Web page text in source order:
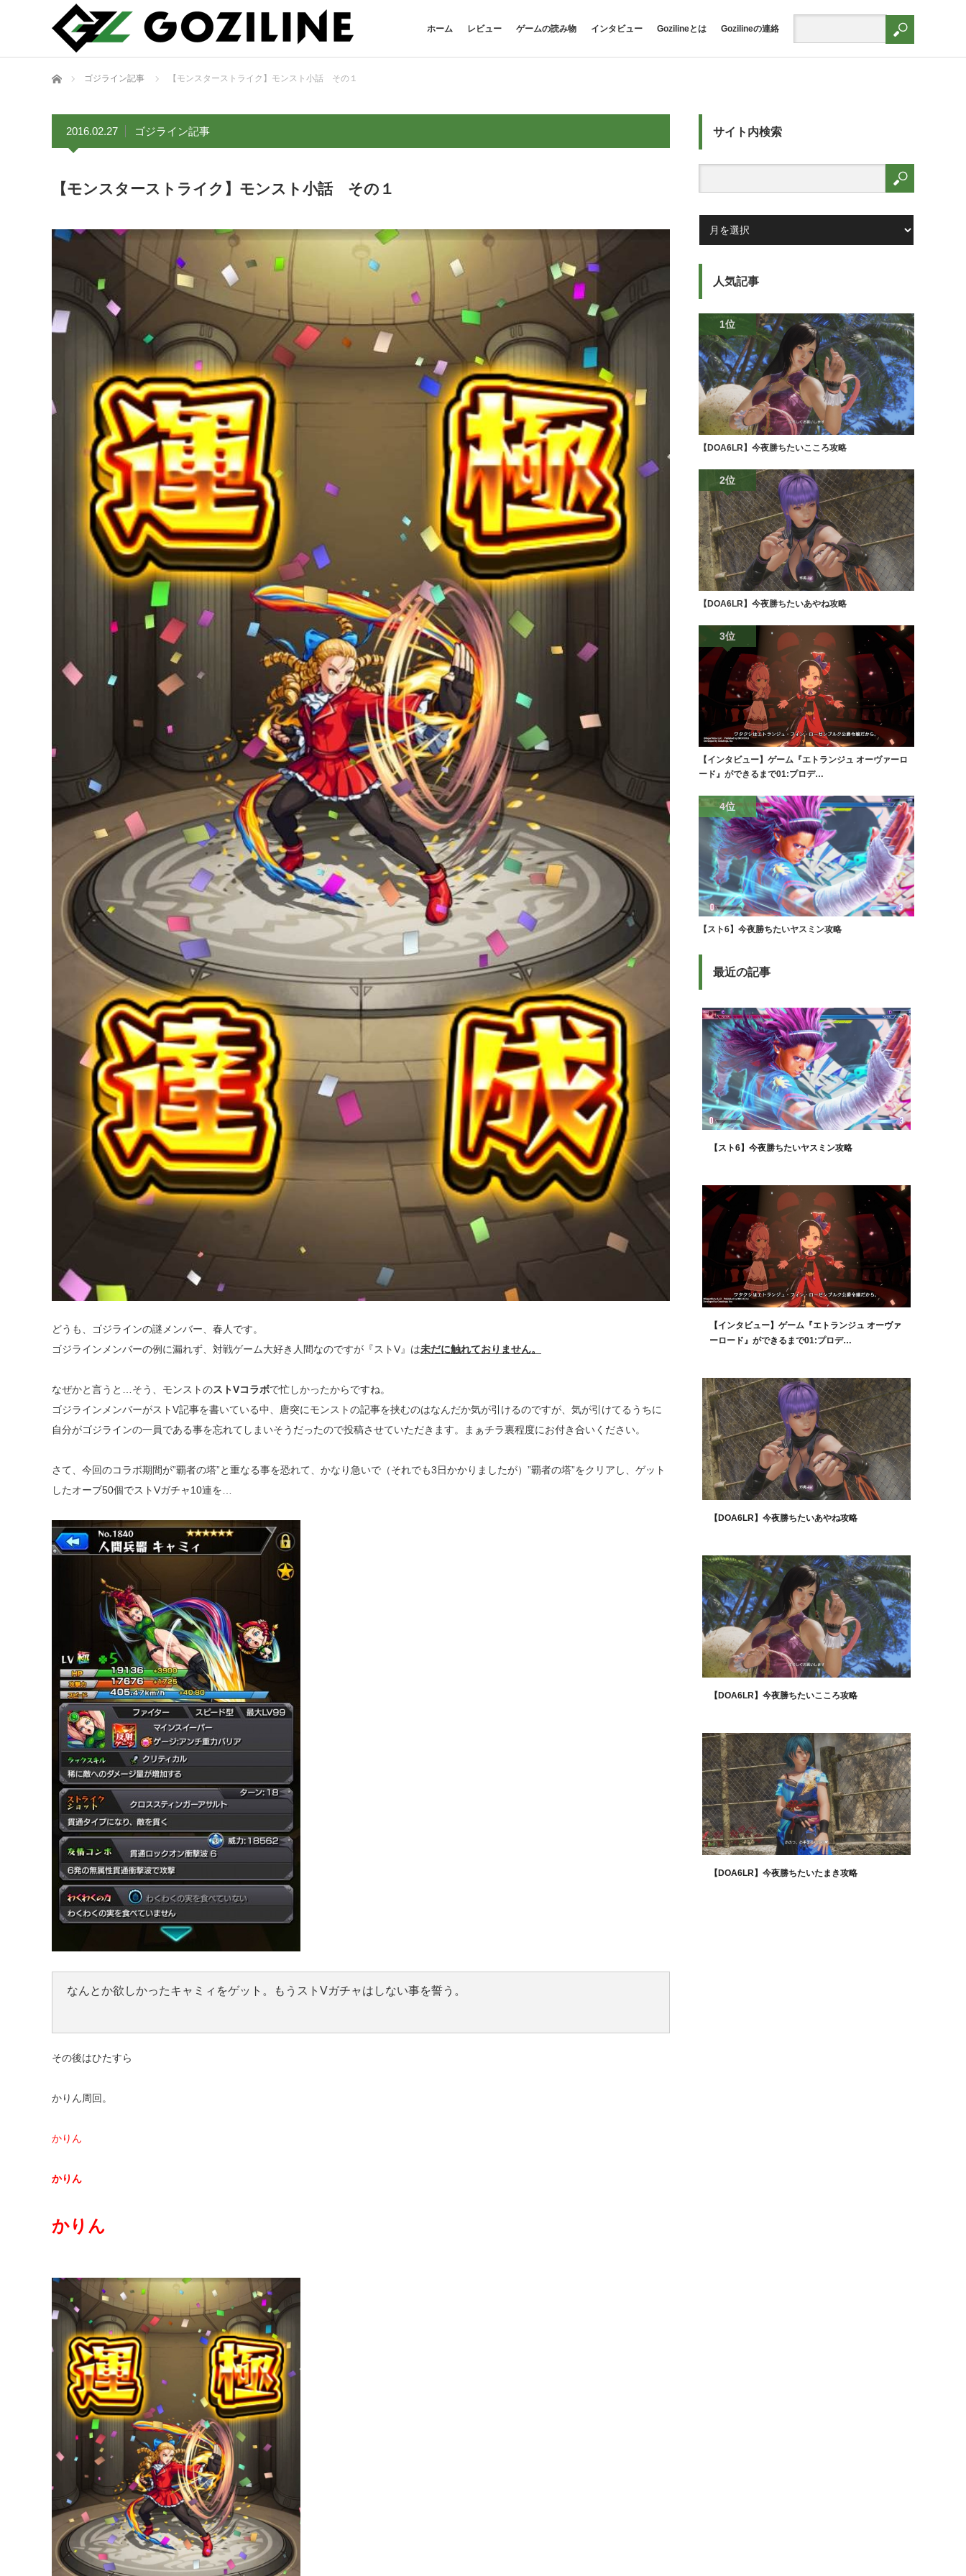
ホーム レビュー ゲームの読み物 インタビュー Gozilineとは Gozilineの連絡
ホーム ゴジライン記事 【モンスターストライク】モンスト小話 その１
2016.02.27 ゴジライン記事
【モンスターストライク】モンスト小話 その１
どうも、ゴジラインの謎メンバー、春人です。
ゴジラインメンバーの例に漏れず、対戦ゲーム大好き人間なのですが『ストV』は未だに触れておりません。
なぜかと言うと…そう、モンストのストVコラボで忙しかったからですね。
ゴジラインメンバーがストV記事を書いている中、唐突にモンストの記事を挟むのはなんだか気が引けるのですが、気が引けてるうちに
自分がゴジラインの一員である事を忘れてしまいそうだったので投稿させていただきます。まぁチラ裏程度にお付き合いください。
さて、今回のコラボ期間が”覇者の塔”と重なる事を恐れて、かなり急いで（それでも3日かかりましたが）”覇者の塔”をクリアし、ゲット
したオーブ50個でストVガチャ10連を…
なんとか欲しかったキャミィをゲット。もうストVガチャはしない事を誓う。
その後はひたすら
かりん周回。
かりん
かりん
かりん
サイト内検索
人気記事
1位
【DOA6LR】今夜勝ちたいこころ攻略
2位
【DOA6LR】今夜勝ちたいあやね攻略
3位
【インタビュー】ゲーム『エトランジュ オーヴァーロ
ード』ができるまで01:プロデ…
4位
【スト6】今夜勝ちたいヤスミン攻略
最近の記事
【スト6】今夜勝ちたいヤスミン攻略
【インタビュー】ゲーム『エトランジュ オーヴァ
ーロード』ができるまで01:プロデ…
【DOA6LR】今夜勝ちたいあやね攻略
【DOA6LR】今夜勝ちたいこころ攻略
【DOA6LR】今夜勝ちたいたまき攻略